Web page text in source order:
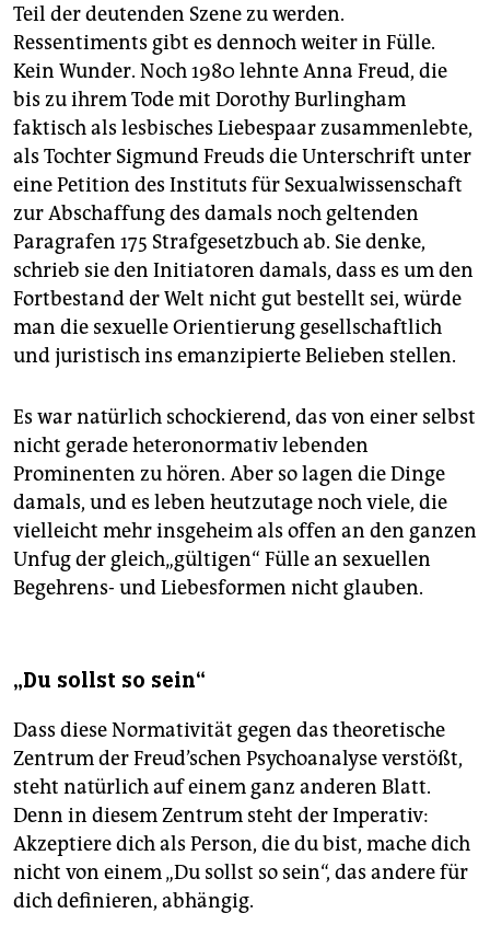
Teil der deutenden Szene zu werden.
Ressentiments gibt es dennoch weiter in Fülle.
Kein Wunder. Noch 1980 lehnte Anna Freud, die
bis zu ihrem Tode mit Dorothy Burlingham
faktisch als lesbisches Liebespaar zusammenlebte,
als Tochter Sigmund Freuds die Unterschrift unter
eine Petition des Instituts für Sexualwissenschaft
zur Abschaffung des damals noch ­geltenden
Paragrafen 175 Strafgesetzbuch ab. Sie denke,
schrieb sie den ­Initiatoren damals, dass es um den
Fortbestand der Welt nicht gut bestellt sei, würde
man die sexuelle Orientierung gesellschaftlich
und juristisch ins emanzipierte Belieben stellen.
Es war natürlich schockierend, das von einer selbst
nicht gerade heteronormativ lebenden
Prominenten zu hören. Aber so lagen die Dinge
damals, und es leben heutzutage noch viele, die
vielleicht mehr insgeheim als offen an den ganzen
Unfug der gleich„gültigen“ Fülle an sexuellen
Begehrens- und Liebesformen nicht glauben.
„Du sollst so sein“
Dass diese Normativität gegen das theoretische
Zentrum der Freud’schen Psychoanalyse verstößt,
steht natürlich auf einem ganz anderen Blatt.
Denn in diesem Zentrum steht der Imperativ:
Akzeptiere dich als Person, die du bist, mache dich
nicht von einem „Du sollst so sein“, das andere für
dich definieren, abhängig.